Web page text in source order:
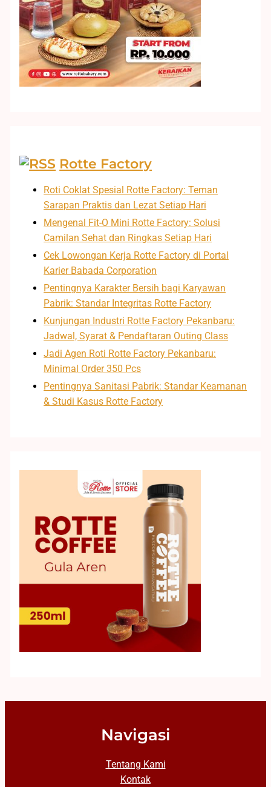
Rotte Factory
Roti Coklat Spesial Rotte Factory: Teman
Sarapan Praktis dan Lezat Setiap Hari
Mengenal Fit-O Mini Rotte Factory: Solusi
Camilan Sehat dan Ringkas Setiap Hari
Cek Lowongan Kerja Rotte Factory di Portal
Karier Babada Corporation
Pentingnya Karakter Bersih bagi Karyawan
Pabrik: Standar Integritas Rotte Factory
Kunjungan Industri Rotte Factory Pekanbaru:
Jadwal, Syarat & Pendaftaran Outing Class
Jadi Agen Roti Rotte Factory Pekanbaru:
Minimal Order 350 Pcs
Pentingnya Sanitasi Pabrik: Standar Keamanan
& Studi Kasus Rotte Factory
Navigasi
Tentang Kami
Kontak